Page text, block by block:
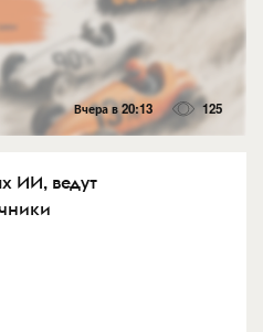
Вчера в 20:13 125
ИИ, ведут